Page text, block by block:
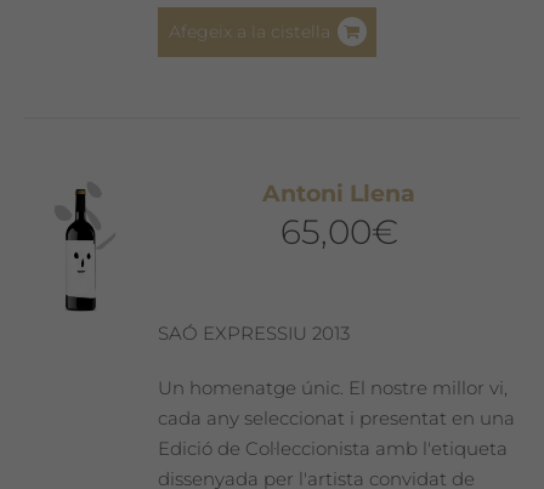
Afegeix a la cistella
Antoni Llena
65,00€
SAÓ EXPRESSIU 2013
Un homenatge únic. El nostre millor vi,
cada any seleccionat i presentat en una
Edició de Col·leccionista amb l'etiqueta
dissenyada per l'artista convidat de